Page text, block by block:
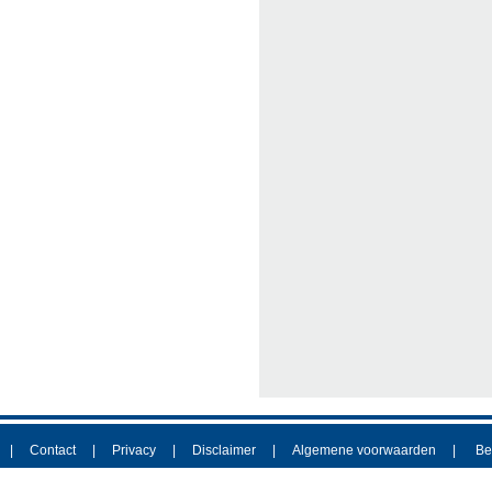
Contact Privacy Disclaimer Algemene voorwaarden